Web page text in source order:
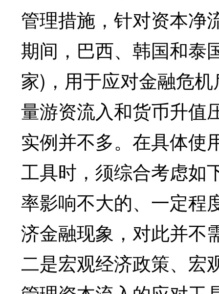
管理措施，针对资本
期间，巴西、韩国和泰
家)，用于应对金融危
量游资流入和货币升值
实例并不多。在具体使
工具时，须综合考虑如
率影响不大的、一定程
济金融现象，对此并不
二是宏观经济政策、宏